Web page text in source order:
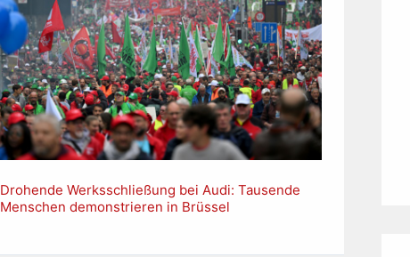
Drohende Werksschließung bei Audi: Tausende
Menschen demonstrieren in Brüssel